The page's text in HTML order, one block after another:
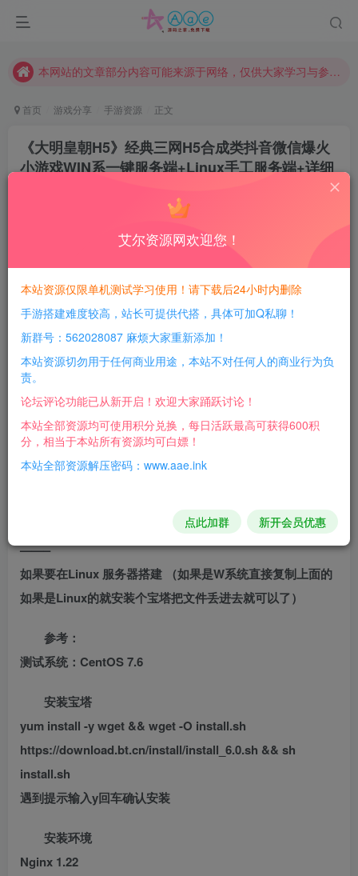
现在赞助会员享受专属折扣，详情点击此条公告。
本网站的文章部分内容可能来源于网络，仅供大家学习与参考，如有侵权，请联系站长QQ466107887进行删除处理。
首页 游戏分享 手游资源 正文
《大明皇朝H5》经典三网H5合成类抖音微信爆火
小游戏WIN系一键服务端+Linux手工服务端+详细
每日活跃最高可获得600积分！所有资源可以使用
积分免费兑换！
游戏介绍：
Nginx1.15.11），正常为1个绿灯，如果出现红灯，请百度搜
索解决办法。】
————————————————————————
——–
如果要在Linux 服务器搭建 （如果是W系统直接复制上面的
如果是Linux的就安装个宝塔把文件丢进去就可以了）
参考：
测试系统：CentOS 7.6
安装宝塔
yum install -y wget && wget -O install.sh
https://download.bt.cn/install/install_6.0.sh && sh
install.sh
遇到提示输入y回车确认安装
安装环境
Nginx 1.22
艾尔资源网欢迎您！
本站资源仅限单机测试学习使用！请下载后24小时内删除
手游搭建难度较高，站长可提供代搭，具体可加Q私聊！
新群号：562028087 麻烦大家重新添加！
本站资源切勿用于任何商业用途，本站不对任何人的商业行为负
责。
论坛评论功能已从新开启！欢迎大家踊跃讨论！
本站全部资源均可使用积分兑换，每日活跃最高可获得600积
分，相当于本站所有资源均可白嫖！
本站全部资源解压密码：www.aae.ink
点此加群 新开会员优惠